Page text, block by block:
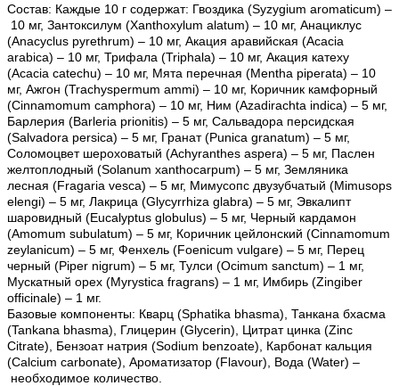
Состав: Каждые 10 г содержат: Гвоздика (Syzygium aromaticum) –
10 мг, Зантоксилум (Xanthoxylum alatum) – 10 мг, Анациклус
(Anacyclus pyrethrum) – 10 мг, Акация аравийская (Acacia
arabica) – 10 мг, Трифала (Triphala) – 10 мг, Акация катеху
(Acacia catechu) – 10 мг, Мята перечная (Mentha piperata) – 10
мг, Ажгон (Trachyspermum ammi) – 10 мг, Коричник камфорный
(Cinnamomum camphora) – 10 мг, Ним (Azadirachta indica) – 5 мг,
Барлерия (Barleria prionitis) – 5 мг, Сальвадора персидская
(Salvadora persica) – 5 мг, Гранат (Punica granatum) – 5 мг,
Соломоцвет шероховатый (Achyranthes aspera) – 5 мг, Паслен
желтоплодный (Solanum xanthocarpum) – 5 мг, Земляника
лесная (Fragaria vesca) – 5 мг, Мимусопс двузубчатый (Mimusops
elengi) – 5 мг, Лакрица (Glycyrrhiza glabra) – 5 мг, Эвкалипт
шаровидный (Eucalyptus globulus) – 5 мг, Черный кардамон
(Amomum subulatum) – 5 мг, Коричник цейлонский (Cinnamomum
zeylanicum) – 5 мг, Фенхель (Foenicum vulgare) – 5 мг, Перец
черный (Piper nigrum) – 5 мг, Тулси (Ocimum sanctum) – 1 мг,
Мускатный орех (Myrystica fragrans) – 1 мг, Имбирь (Zingiber
officinale) – 1 мг.
Базовые компоненты: Кварц (Sphatika bhasma), Танкана бхасма
(Tankana bhasma), Глицерин (Glycerin), Цитрат цинка (Zinc
Citrate), Бензоат натрия (Sodium benzoate), Карбонат кальция
(Calcium carbonate), Ароматизатор (Flavour), Вода (Water) –
необходимое количество.